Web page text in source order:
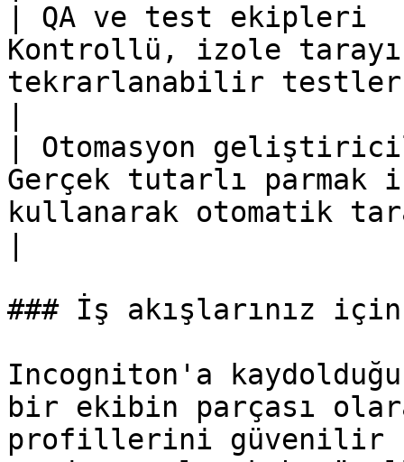
| QA ve test
Kontrollü, izole
tekrarlanabilir testler
| Otomasyon
Gerçek tutarlı
kullanarak otomatik
### İş akışlarınız
Incogniton'a
bir ekibin parçası
profillerini güvenilir